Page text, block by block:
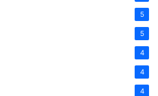
5
5
4
4
4